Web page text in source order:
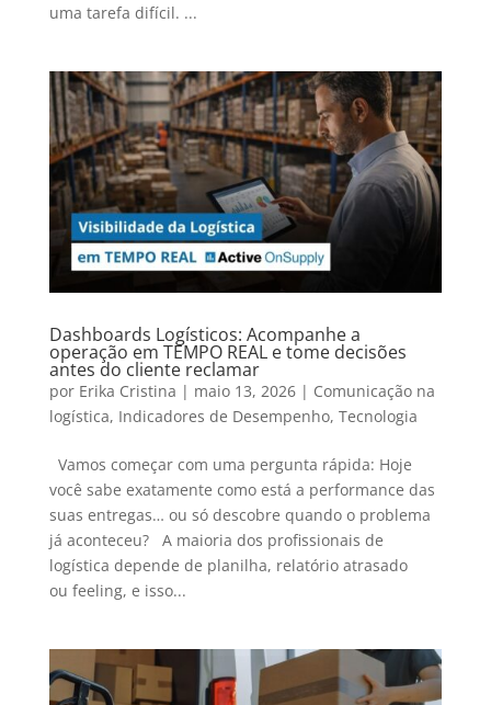
uma tarefa difícil. ...
Dashboards Logísticos: Acompanhe a
operação em TEMPO REAL e tome decisões
antes do cliente reclamar
por Erika Cristina | maio 13, 2026| Comunicação na
logística, Indicadores de Desempenho, Tecnologia
Vamos começar com uma pergunta rápida: Hoje
você sabe exatamente como está a performance das
suas entregas… ou só descobre quando o problema
já aconteceu? A maioria dos profissionais de
logística depende de planilha, relatório atrasado
ou feeling, e isso...